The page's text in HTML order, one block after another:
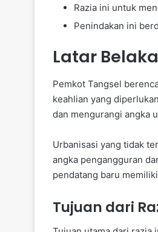
Razia ini untuk
Penindakan ini
Latar
Pemkot Tangsel
keahlian yang
dan mengurangi angka
Urbanisasi yang tidak
angka pengangguran
pendatang baru
Tujuan dari